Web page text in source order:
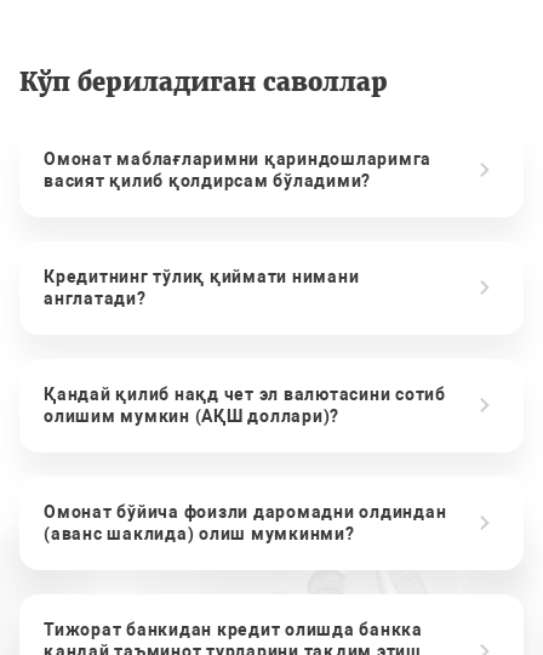
Кўп бериладиган саволлар
Омонат маблағларимни қариндошларимга
васият қилиб қолдирсам бўладими?
Кредитнинг тўлиқ қиймати нимани
англатади?
Қандай қилиб нақд чет эл валютасини сотиб
олишим мумкин (АҚШ доллари)?
Омонат бўйича фоизли даромадни олдиндан
(аванс шаклида) олиш мумкинми?
Тижорат банкидан кредит олишда банкка